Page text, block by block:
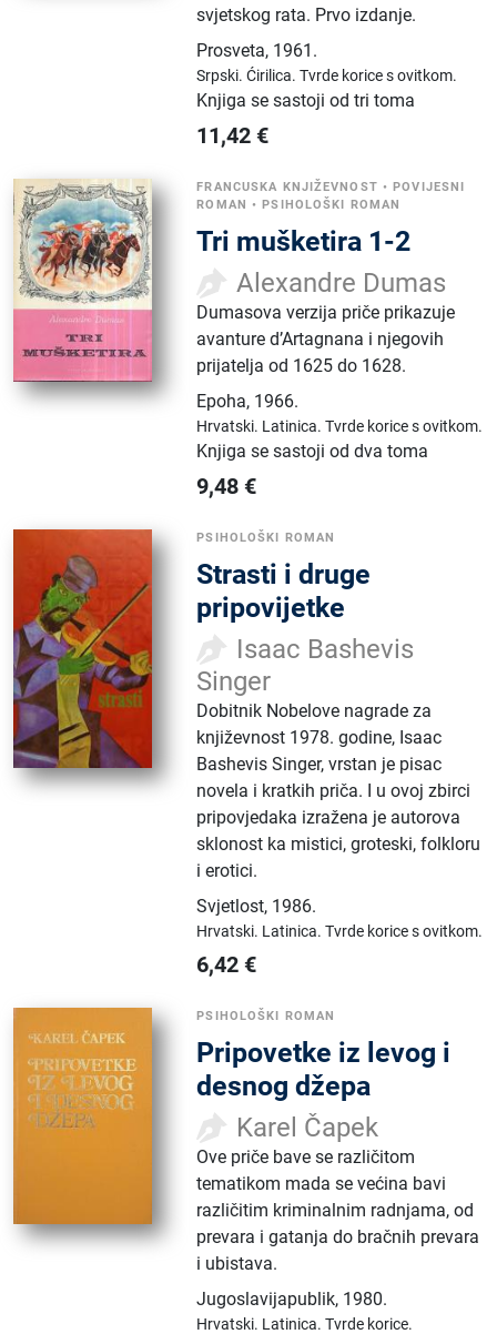
svjetskog rata. Prvo izdanje.
Prosveta, 1961.
Srpski.Ćirilica.Tvrde korice s ovitkom.
Knjiga se sastoji od tri toma
11,42 €
FRANCUSKA KNJIŽEVNOST •POVIJESNI
ROMAN •PSIHOLOŠKI ROMAN
Tri mušketira 1-2
Alexandre Dumas
Dumasova verzija priče prikazuje
avanture d’Artagnana i njegovih
prijatelja od 1625 do 1628.
Epoha, 1966.
Hrvatski. Latinica.Tvrde korice s ovitkom.
Knjiga se sastoji od dva toma
9,48 €
PSIHOLOŠKI ROMAN
Strasti i druge
pripovijetke
Isaac Bashevis
Singer
Dobitnik Nobelove nagrade za
književnost 1978. godine, Isaac
Bashevis Singer, vrstan je pisac
novela i kratkih priča. I u ovoj zbirci
pripovjedaka izražena je autorova
sklonost ka mistici, groteski, folkloru
i erotici.
Svjetlost, 1986.
Hrvatski. Latinica.Tvrde korice s ovitkom.
6,42 €
PSIHOLOŠKI ROMAN
Pripovetke iz levog i
desnog džepa
Karel Čapek
Ove priče bave se različitom
tematikom mada se većina bavi
različitim kriminalnim radnjama, od
prevara i gatanja do bračnih prevara
i ubistava.
Jugoslavijapublik, 1980.
Hrvatski. Latinica.Tvrde korice.